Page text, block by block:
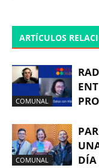
ARTÍCULOS
COMUNAL
COMUNAL
DÍA